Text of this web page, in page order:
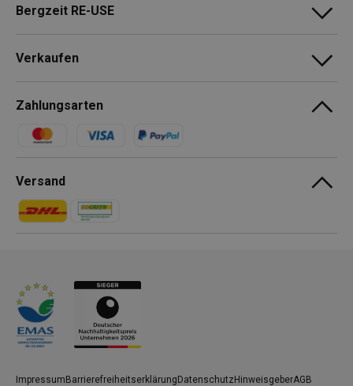
Bergzeit RE-USE
Verkaufen
Zahlungsarten
Zahlungsmethoden
Versand
Zahlungsmethoden
Zahlungsmethoden
ImpressumBarrierefreiheitserklärungDatenschutzHinweisgeberAGB